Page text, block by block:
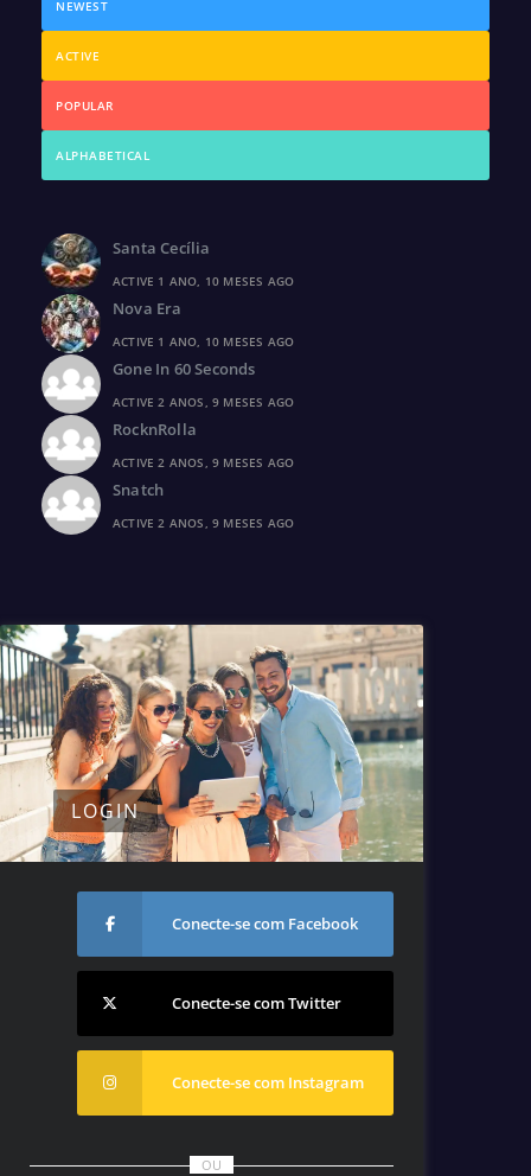
NEWEST
ACTIVE
POPULAR
ALPHABETICAL
Santa Cecília
ACTIVE 1 ANO, 10 MESES AGO
Nova Era
ACTIVE 1 ANO, 10 MESES AGO
Gone In 60 Seconds
ACTIVE 2 ANOS, 9 MESES AGO
RocknRolla
ACTIVE 2 ANOS, 9 MESES AGO
Snatch
ACTIVE 2 ANOS, 9 MESES AGO
LOGIN
Conecte-se com Facebook
Conecte-se com Twitter
Conecte-se com Instagram
OU